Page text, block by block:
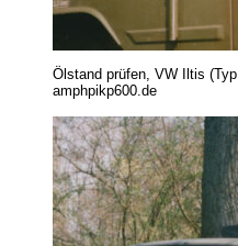
Ölstand prüfen, VW Iltis
amphpikp600.de